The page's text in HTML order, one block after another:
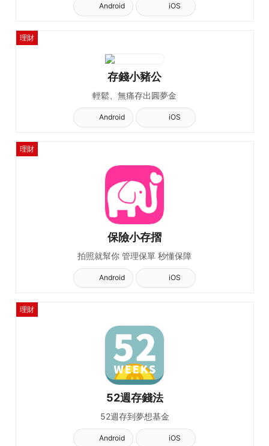
Android iOS
理財
存錢小豬公
輕鬆、無痛存出圓夢金
Android iOS
理財
保險小存摺
拍照就幫你 管理保單 秒懂保障
Android iOS
理財
52週存錢法
52週存到夢想基金
Android iOS